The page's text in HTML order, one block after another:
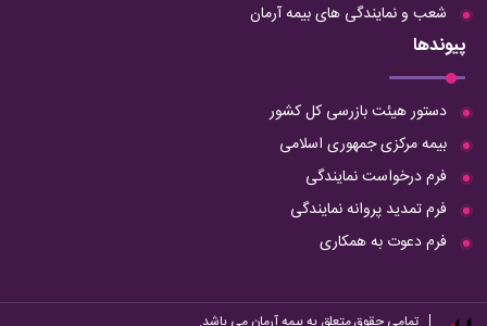
شعب و نمایندگی های بیمه آرمان
پیوندها
دستور هیئت بازرسی کل کشور
بیمه مرکزی جمهوری اسلامی
فرم درخواست نمایندگی
فرم تمدید پروانه نمایندگی
فرم دعوت به همکاری